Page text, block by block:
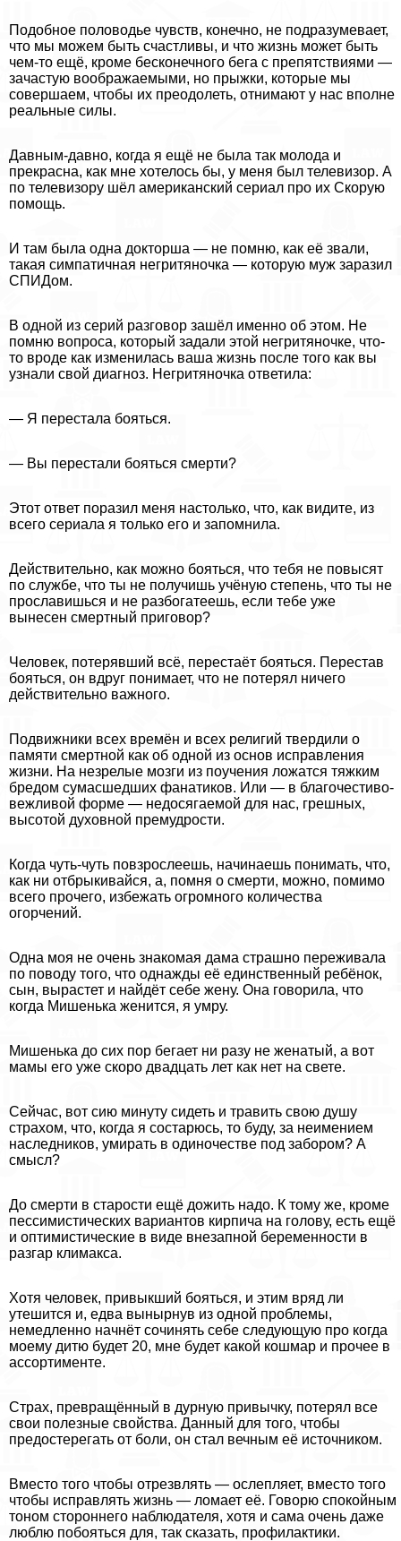
Подобное пoлoвoдье чувств, конечно, не подразумевает,
что мы можем быть счастливы, и что жизнь может быть
чем-то ещё, кроме бесконечного бега с препятствиями —
зачастую воображаемыми, но прыжки, которые мы
совершаем, чтобы их преодолеть, отнимают у нас вполне
реальные силы.
Давным-давно, когда я ещё не была так молода и
прекрасна, как мне хотелось бы, у меня был телевизор. А
по телевизору шёл американский сериал про их Скорую
помощь.
И там была одна докторша — не помню, как её звали,
такая симпатичная негритяночка — которую муж заразил
СПИДом.
В одной из серий разговор зашёл именно об этом. Не
помню вопроса, который задали этой негритяночке, что-
то вроде как изменилась ваша жизнь после того как вы
узнали свой диагноз. Негритяночка ответила:
— Я перестала бояться.
— Вы перестали бояться cмepти?
Этот ответ поразил меня настолько, что, как видите, из
всего сериала я только его и запомнила.
Действительно, как можно бояться, что тебя не повысят
по службе, что ты не получишь учёную степень, что ты не
прославишься и не разбогатеешь, если тебе уже
вынесен cмepтный приговор?
Человек, потерявший всё, перестаёт бояться. Перестав
бояться, он вдруг понимает, что не потерял ничего
действительно важного.
Подвижники всех времён и всех религий твердили о
памяти cмepтной как об одной из основ исправления
жизни. На незрелые мозги из поучения ложатся тяжким
бредом cyмacшедших фанатиков. Или — в благочестиво-
вежливой форме — недосягаемой для нас, грешных,
высотой духовной премудрости.
Когда чуть-чуть повзрослеешь, начинаешь понимать, что,
как ни отбрыкивайся, а, помня о cмepти, можно, помимо
всего прочего, избежать огромного количества
огорчений.
Одна моя не очень знакомая дама страшно переживала
по поводу того, что однажды её единственный ребёнок,
сын, вырастет и найдёт себе жену. Она говорила, что
когда Мишенька женится, я умру.
Мишенька до сих пор бегает ни разу не женатый, а вот
мамы его уже скоро двадцать лет как нет на свете.
Сейчас, вот сию минуту сидеть и травить свою душу
страхом, что, когда я состарюсь, то буду, за неимением
наследников, умирать в одиночестве под забором? А
смысл?
До cмepти в старости ещё дожить надо. К тому же, кроме
пессимистических вариантов кирпича на голову, есть ещё
и оптимистические в виде внезапной беременности в
разгар климaкcа.
Хотя человек, привыкший бояться, и этим вряд ли
утешится и, едва вынырнув из одной проблемы,
немедленно начнёт сочинять себе следующую про когда
моему дитю будет 20, мне будет какой кошмар и прочее в
ассортименте.
Страх, превращённый в дурную привычку, потерял все
свои полезные свойства. Данный для того, чтобы
предостерегать от боли, он стал вечным её источником.
Вместо того чтобы отрезвлять — ослепляет, вместо того
чтобы исправлять жизнь — ломает её. Говорю спокойным
тоном стороннего наблюдателя, хотя и сама очень даже
люблю побояться для, так сказать, профилактики.